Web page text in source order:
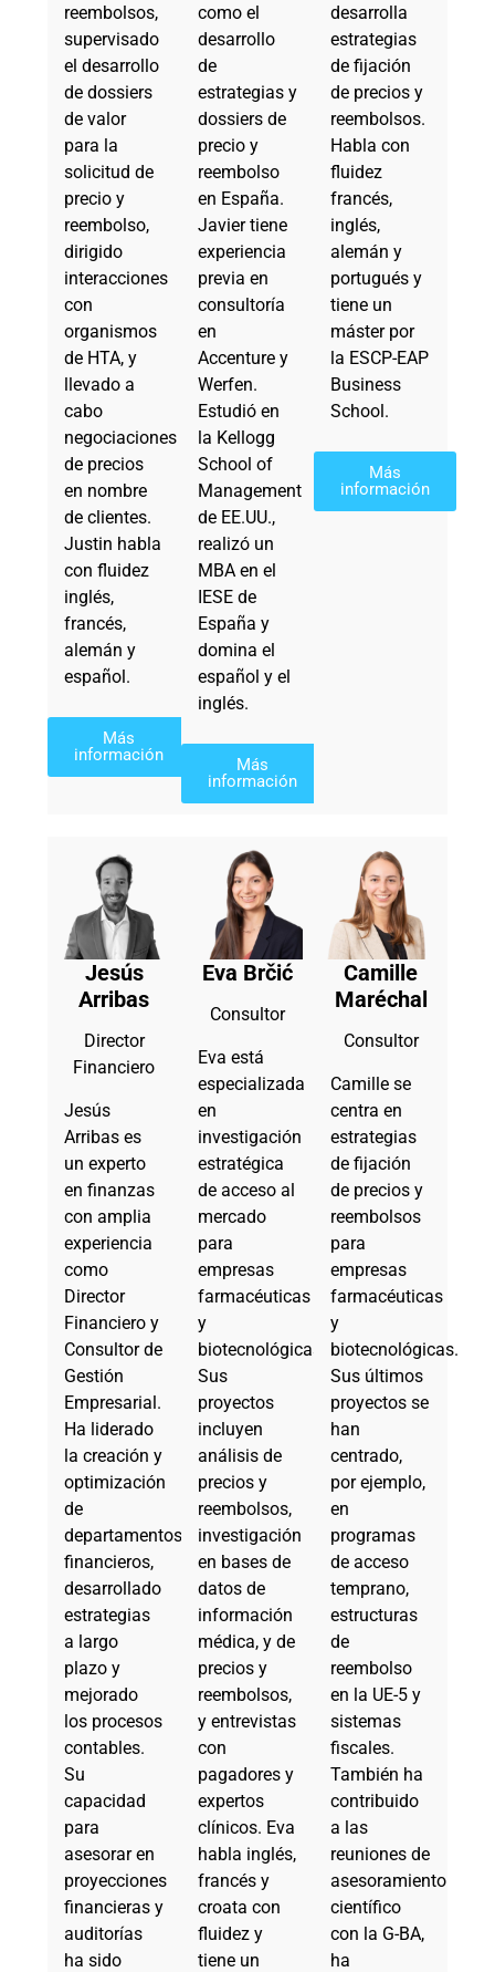
reembolsos,
supervisado
el desarrollo
de dossiers
de valor
para la
solicitud de
precio y
reembolso,
dirigido
interacciones
con
organismos
de HTA, y
llevado a
cabo
negociaciones
de precios
en nombre
de clientes.
Justin habla
con fluidez
inglés,
francés,
alemán y
español.
Más
información
como el
desarrollo
de
estrategias y
dossiers de
precio y
reembolso
en España.
Javier tiene
experiencia
previa en
consultoría
en
Accenture y
Werfen.
Estudió en
la Kellogg
School of
Management
de EE.UU.,
realizó un
MBA en el
IESE de
España y
domina el
español y el
inglés.
Más
información
desarrolla
estrategias
de fijación
de precios y
reembolsos.
Habla con
fluidez
francés,
inglés,
alemán y
portugués y
tiene un
máster por
la ESCP-EAP
Business
School.
Más
información
Jesús
Arribas
Director
Financiero
Jesús
Arribas es
un experto
en finanzas
con amplia
experiencia
como
Director
Financiero y
Consultor de
Gestión
Empresarial.
Ha liderado
la creación y
optimización
de
departamentos
financieros,
desarrollado
estrategias
a largo
plazo y
mejorado
los procesos
contables.
Su
capacidad
para
asesorar en
proyecciones
financieras y
auditorías
ha sido
Eva Brčić
Consultor
Eva está
especializada
en
investigación
estratégica
de acceso al
mercado
para
empresas
farmacéuticas
y
biotecnológicas.
Sus
proyectos
incluyen
análisis de
precios y
reembolsos,
investigación
en bases de
datos de
información
médica, y de
precios y
reembolsos,
y entrevistas
con
pagadores y
expertos
clínicos. Eva
habla inglés,
francés y
croata con
fluidez y
tiene un
Camille
Maréchal
Consultor
Camille se
centra en
estrategias
de fijación
de precios y
reembolsos
para
empresas
farmacéuticas
y
biotecnológicas.
Sus últimos
proyectos se
han
centrado,
por ejemplo,
en
programas
de acceso
temprano,
estructuras
de
reembolso
en la UE-5 y
sistemas
fiscales.
También ha
contribuido
a las
reuniones de
asesoramiento
científico
con la G-BA,
ha